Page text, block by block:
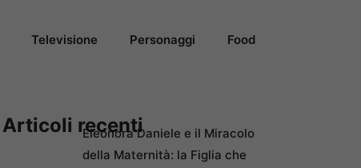
Televisione Personaggi Food
Articoli recentiEleonora Daniele e il Miracolo
della Maternità: la Figlia che